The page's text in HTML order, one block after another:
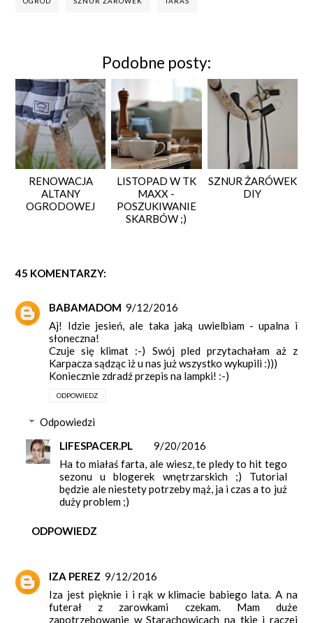
Podobne posty:
RENOWACJA
ALTANY
OGRODOWEJ
LISTOPAD W TK
MAXX -
POSZUKIWANIE
SKARBÓW ;)
SZNUR ŻARÓWEK
DIY
45 KOMENTARZY:
BABAMADOM 9/12/2016
Aj! Idzie jesień, ale taka jaką uwielbiam - upalna i
słoneczna!
Czuje się klimat :-) Swój pled przytachałam aż z
Karpacza sądząc iż u nas już wszystko wykupili :)))
Koniecznie zdradź przepis na lampki! :-)
ODPOWIEDZ
Odpowiedzi
LIFESPACER.PL
9/20/2016
Ha to miałaś farta, ale wiesz, te pledy to hit tego
sezonu u blogerek wnętrzarskich ;) Tutorial
będzie ale niestety potrzeby mąż, ja i czas a to już
duży problem ;)
ODPOWIEDZ
IZA PEREZ 9/12/2016
Iza jest pięknie i i rąk w klimacie babiego lata. A na
futerał z zarowkami czekam. Mam duże
zapotrzebowanie w Starachowicach na tkie i raczej